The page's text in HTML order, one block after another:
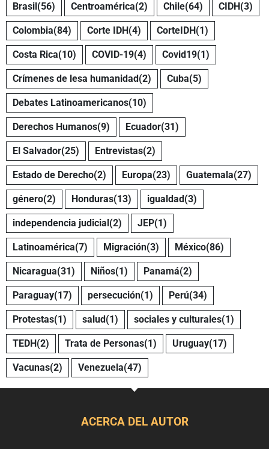
Brasil (56) Centroamérica(2) Chile(64) CIDH (3)
Colombia(84) Corte IDH (4) CorteIDH (1)
Costa Rica(10) COVID-19(4) Covid19(1)
Crímenes de lesa humanidad (2) Cuba(5)
Debates Latinoamericanos(10)
Derechos Humanos(9) Ecuador(31)
El Salvador(25) Entrevistas(2)
Estado de Derecho(2) Europa(23) Guatemala(27)
género(2) Honduras(13) igualdad (3)
independencia judicial (2) JEP(1)
Latinoamérica(7) Migración(3) México(86)
Nicaragua(31) Niños(1) Panamá(2)
Paraguay(17) persecución(1) Perú(34)
Protestas(1) salud (1) sociales y culturales(1)
TEDH (2) Trata de Personas(1) Uruguay(17)
Vacunas(2) Venezuela(47)
ACERCA DEL AUTOR